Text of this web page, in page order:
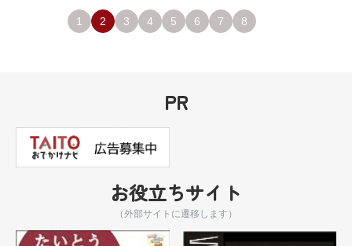
1 2 3 4 5 6 7 8
PR
お役立ちサイト
（外部サイトに遷移します）